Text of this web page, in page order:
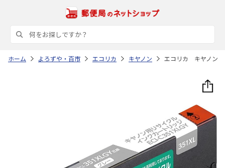
ホーム よろずや・百市 エコリカ キヤノン エコリカ キヤノン